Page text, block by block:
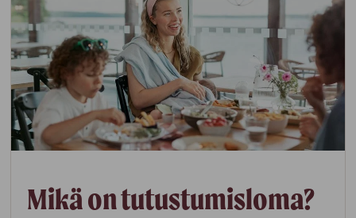
Mikä on tutustumisloma?